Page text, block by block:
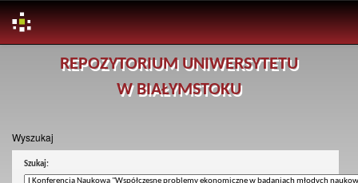
REPOZYTORIUM UNIWERSYTETU
W BIAŁYMSTOKU
Wyszukaj
Szukaj: